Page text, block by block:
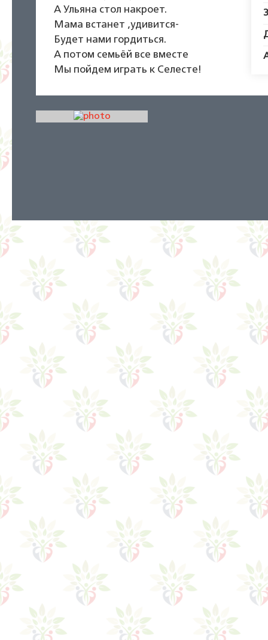
А Ульяна стол накроет.
Мама встанет ,удивится-
Будет нами гордиться.
А потом семьёй все вместе
Мы пойдем играть к Селесте!